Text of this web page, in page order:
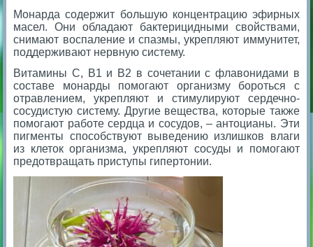
Монарда содержит большую концентрацию эфирных
масел. Они обладают бактерицидными свойствами,
снимают воспаление и спазмы, укрепляют иммунитет,
поддерживают нервную систему.
Витамины С, В1 и В2 в сочетании с флавонидами в
составе монарды помогают организму бороться с
отравлением, укрепляют и стимулируют сердечно-
сосудистую систему. Другие вещества, которые также
помогают работе сердца и сосудов, – антоцианы. Эти
пигменты способствуют выведению излишков влаги
из клеток организма, укрепляют сосуды и помогают
предотвращать приступы гипертонии.